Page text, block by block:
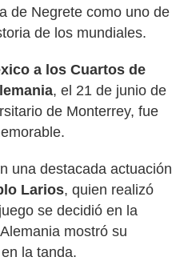
de Negrete como uno de
de los mundiales.
a los Cuartos de
, el 21 de junio de
de Monterrey, fue
una destacada actuación
Larios, quien realizó
se decidió en la
mostró su
la tanda.